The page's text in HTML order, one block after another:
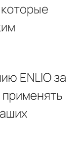
ENLIO за